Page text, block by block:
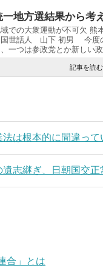
一地方選結果から考
での大衆運動が不可欠 熊
世話人 山下 初男 今度
一つは参政党とか新しい
記事を読む
法は根本的に間違って
遺志継ぎ、日朝国交正
合」とは